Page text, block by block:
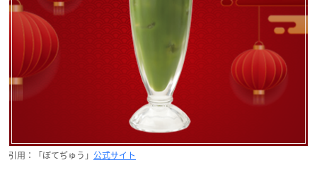
引用：「ぼてぢゅう」 公式サイト